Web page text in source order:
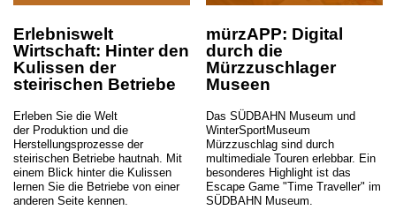
Erlebniswelt
Wirtschaft: Hinter den
Kulissen der
steirischen Betriebe
Erleben Sie die Welt
der Produktion und die
Herstellungsprozesse der
steirischen Betriebe hautnah. Mit
einem Blick hinter die Kulissen
lernen Sie die Betriebe von einer
anderen Seite kennen.
mürzAPP: Digital
durch die
Mürzzuschlager
Museen
Das SÜDBAHN Museum und
WinterSportMuseum
Mürzzuschlag sind durch
multimediale Touren erlebbar. Ein
besonderes Highlight ist das
Escape Game "Time Traveller" im
SÜDBAHN Museum.